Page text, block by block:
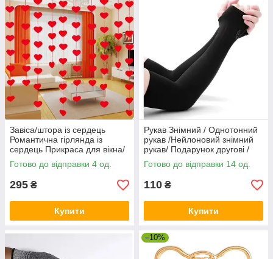
Завіса/штора із сердець
Романтична гірлянда із
сердець Прикраса для вікна/
дверей Романтична
декорація
Готово до відправки 4 од.
295 ₴
Купити
Рукав Знімний / Однотонний
рукав /Нейлоновий знімний
рукав/ Подарунок другові /
Сувенір
Готово до відправки 14 од.
110 ₴
Купити
–10%